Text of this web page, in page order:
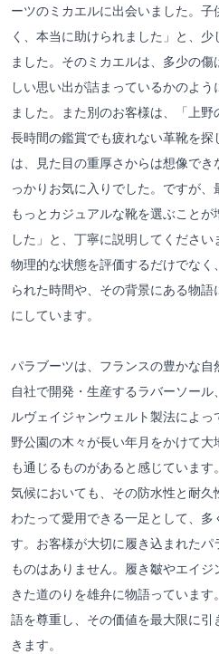
ーツのミカエルに出会いました。子
く、本当に助けられました」と、
ました。そのミカエルは、多少の
しい思い出が詰まっているかのよ
ました。また別のお客様は、「上野
長時間の鑑賞でも疲れない革靴を
は、見た目の重厚さからは想像で
っかりお気に入りでした。ですが、
もっとカジュアルな靴を選ぶこと
した」と、丁寧に説明してくださ
物理的な状態を評価するだけでなく
られた時間や、その背景にある物
にしています。
パラブーツは、フランスの豊かな自
自社で開発・生産するラバーソー
ルヴェイジャンウェルト製法によ
野公園の木々が長い年月をかけて
も通じるものがあると感じていま
気候においても、その防水性と耐
わたって愛用できる一足として、多
す。お客様が大切に履き込まれた
ものはありません。履き皺やエイ
きた道のりを雄弁に物語っていま
語を尊重し、その価値を最大限に
きます。